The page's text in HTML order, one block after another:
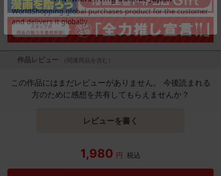
作品レビュー （関連商品を含む）
この作品にはまだレビューがありません。 今後読まれる
方のために感想を共有してもらえませんか？
レビューを書く
1,980 円 税込